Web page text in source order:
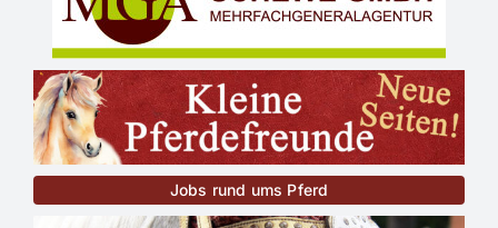
Jobs rund ums Pferd